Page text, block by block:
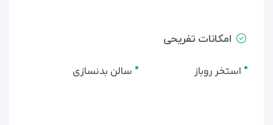
امکانات تفریحی
استخر روباز سالن بدنسازی